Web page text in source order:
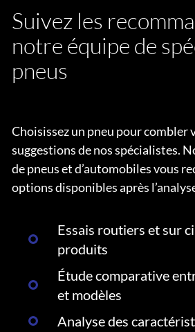
Suivez les
notre équipe de
pneus
Choisissez un pneu pour combler
suggestions de nos spécialistes.
de pneus et d’automobiles vous
options disponibles après
Essais routiers et sur
produits
Étude comparative
et modèles
Analyse des